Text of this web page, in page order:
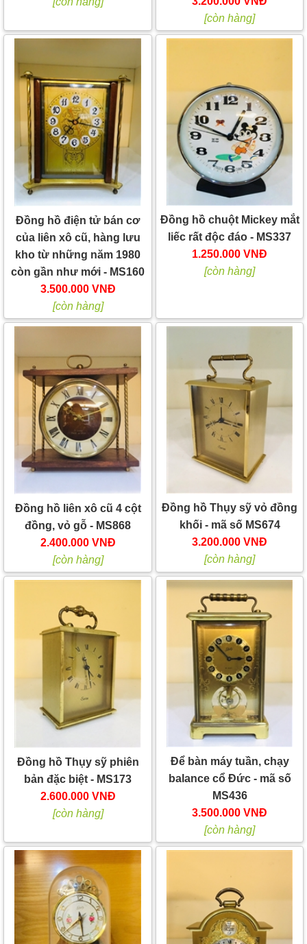
[còn hàng]
Đồng hồ điện tử bán cơ
của liên xô cũ, hàng lưu
kho từ những năm 1980
còn gần như mới - MS160
3.500.000 VNĐ
[còn hàng]
Đồng hồ chuột Mickey mắt
liếc rất độc đáo - MS337
1.250.000 VNĐ
[còn hàng]
Đồng hồ liên xô cũ 4 cột
đồng, vỏ gỗ - MS868
2.400.000 VNĐ
[còn hàng]
Đồng hồ Thụy sỹ vỏ đồng
khối - mã số MS674
3.200.000 VNĐ
[còn hàng]
Đồng hồ Thụy sỹ phiên
bản đặc biệt - MS173
2.600.000 VNĐ
[còn hàng]
Để bàn máy tuần, chạy
balance cổ Đức - mã số
MS436
3.500.000 VNĐ
[còn hàng]